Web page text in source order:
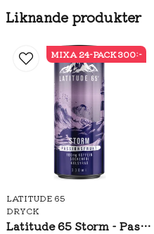
Liknande produkter
LATITUDE 65
DRYCK
Latitude 65 Storm - Passionsfrukt 330ml
MIXA 24-PACK 300:-